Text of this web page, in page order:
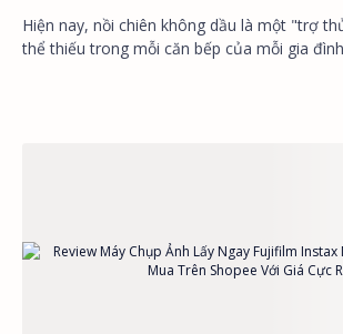
Hiện nay, nồi chiên không dầu là một "trợ thủ đắc lực" không
thể thiếu trong mỗi căn bếp của mỗi gia